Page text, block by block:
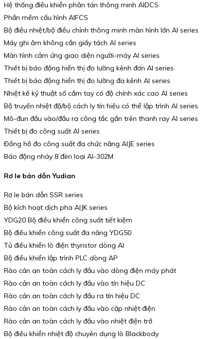
Hệ thống điều khiển phân tán thông minh AIDCS
Phần mềm cấu hình AIFCS
Bộ điều nhiệt/bộ điều chỉnh thông minh màn hình lớn AI series
Máy ghi âm không cần giấy tách AI series
Màn hình cảm ứng giao diện người-máy AI series
Thiết bị báo động hiển thị đo lường kênh đơn AI series
Thiết bị báo động hiển thị đo lường đa kênh AI series
Nhiệt kế kỹ thuật số cầm tay có độ chính xác cao AI series
Bộ truyền nhiệt độ/bộ cách ly tín hiệu có thể lập trình AI series
Mô-đun đầu vào/đầu ra công tắc gắn trên thanh ray AI series
Thiết bị đo công suất AI series
Đồng hồ đo công suất đa chức năng AIJE series
Báo động nháy 8 đèn loại AI-302M
Rơ le bán dẫn Yudian
Rơ le bán dẫn SSR series
Bộ kích hoạt dịch pha AIJK series
YDG20 Bộ điều khiển công suất tiết kiệm
Bộ điều khiển công suất đa năng YDG50
Tủ điều khiển lò điện thyristor dòng AI
Bộ điều khiển lập trình PLC dòng AP
Rào cản an toàn cách ly đầu vào dòng điện máy phát
Rào cản an toàn cách ly đầu vào tín hiệu DC
Rào cản an toàn cách ly đầu ra tín hiệu DC
Rào cản an toàn cách ly đầu vào cặp nhiệt điện
Rào cản an toàn cách ly đầu vào nhiệt điện trở
Bộ điều khiển nhiệt độ chuyên dụng lò Blackbody